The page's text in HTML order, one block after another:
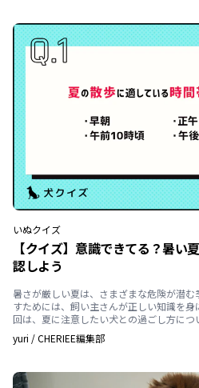
いぬクイズ
【クイズ】意識できてる？暑い
認しよう
暑さが厳しい夏は、さまざまな危険が潜
すためには、飼い主さんが正しい知識を
回は、夏に注意したい犬との過ごし方につ
yuri /CHERIEE編集部